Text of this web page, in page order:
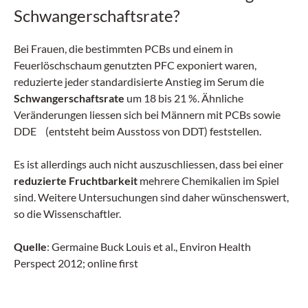
Schwangerschaftsrate?
Bei Frauen, die bestimmten PCBs und einem in
Feuerlöschschaum genutzten PFC exponiert waren,
reduzierte jeder standardisierte Anstieg im Serum die
Schwangerschaftsrate um 18 bis 21 %. Ähnliche
Veränderungen liessen sich bei Männern mit PCBs sowie
DDE (entsteht beim Ausstoss von DDT) feststellen.
Es ist allerdings auch nicht auszuschliessen, dass bei einer
reduzierte Fruchtbarkeit mehrere Chemikalien im Spiel
sind. Weitere Untersuchungen sind daher wünschenswert,
so die Wissenschaftler.
Quelle: Germaine Buck Louis et al., Environ Health
Perspect 2012; online first